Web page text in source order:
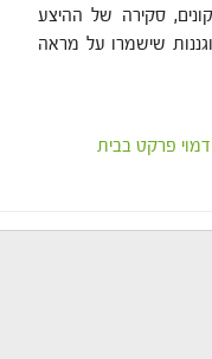
סקירה של ההיצע
שישמרו על מראה
דמוי פרקט בבית